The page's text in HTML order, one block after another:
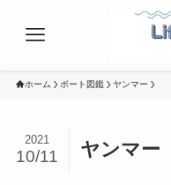
ホーム ボート図鑑 ヤンマー
ヤンマ
2021
10/11